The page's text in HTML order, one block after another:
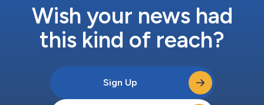
Wish your news had
this kind of reach?
Sign Up